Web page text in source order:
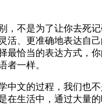
，不是为了让你去死
活、更准确地表达自
最恰当的表达方式，
者一样。
中文的过程，我们也
在生活中，通过大量